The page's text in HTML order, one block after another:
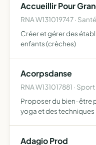
Accueillir Pour
RNA W131019747 ·
Créer et gérer des
enfants (crèches)
Acorpsdanse
RNA W131017881 ·
Proposer du bien-être
yoga et des
propos…
Adagio Prod